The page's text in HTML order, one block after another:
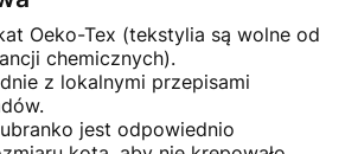
Oeko-Tex (tekstylia są wolne od
chemicznych).
z lokalnymi przepisami
jest odpowiednio